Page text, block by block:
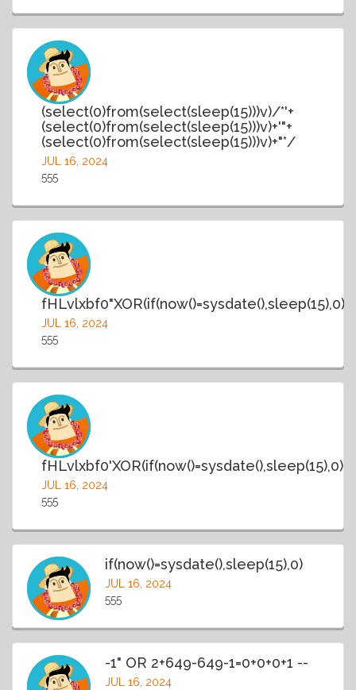
(select(0)from(select(sleep(15)))v)/*'+
(select(0)from(select(sleep(15)))v)+'"+
(select(0)from(select(sleep(15)))v)+"*/
JUL 16, 2024
555
JUL 16, 2024
555
JUL 16, 2024
555
if(now()=sysdate(),sleep(15),0)
JUL 16, 2024
555
-1" OR 2+649-649-1=0+0+0+1 --
JUL 16, 2024